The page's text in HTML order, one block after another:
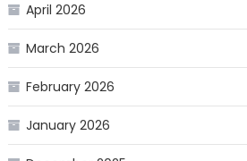
April 2026
March 2026
February 2026
January 2026